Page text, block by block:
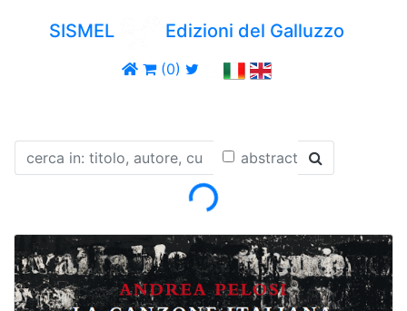
SISMEL Edizioni del Galluzzo
(0)
abstract
Loading...